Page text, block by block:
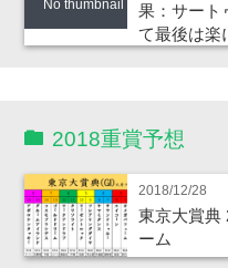
No thumbnail
果：サート
て最後は楽
2018重賞予想
2018/12/28
東京大賞典
ーム